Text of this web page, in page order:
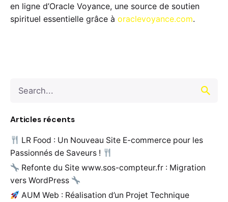
for
Articles récents
LR Food : Un Nouveau Site E-commerce pour les
Passionnés de Saveurs !
Refonte du Site www.sos-compteur.fr : Migration
vers WordPress
AUM Web : Réalisation d’un Projet Technique
en ligne d’Oracle Voyance, une source de soutien
spirituel essentielle grâce à oraclevoyance.com.